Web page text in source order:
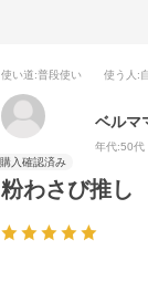
粉わさび推し
使い道:普段使い 使う人 :
ベルマ
年代:50代